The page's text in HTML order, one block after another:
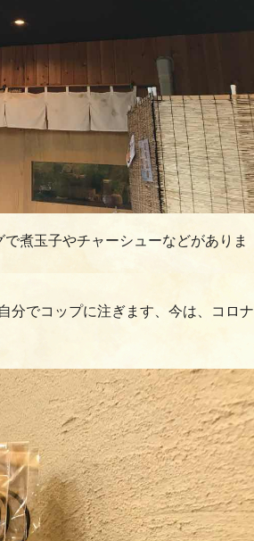
煮玉子やチャーシューなどがありま
分でコップに注ぎます、今は、コロナ